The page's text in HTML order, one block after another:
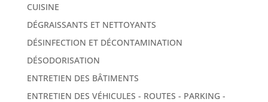
CUISINE
DÉGRAISSANTS ET NETTOYANTS
DÉSINFECTION ET DÉCONTAMINATION
DÉSODORISATION
ENTRETIEN DES BÂTIMENTS
ENTRETIEN DES VÉHICULES - ROUTES - PARKING -